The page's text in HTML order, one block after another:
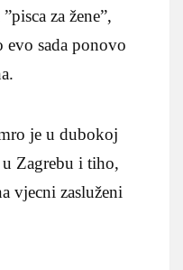
za žene”,
sada ponovo
je u dubokoj
Zagrebu i tiho,
vjecni zasluženi